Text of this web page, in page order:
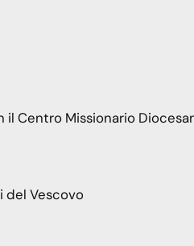
Centro Missionario
Vescovo